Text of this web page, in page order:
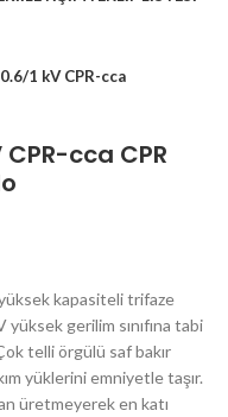
1 kV CPR-cca
cca CPR
yüksek kapasiteli trifaze
gerilim sınıfına tabi
telli örgülü saf bakır
yüklerini emniyetle taşır.
üretmeyerek en katı